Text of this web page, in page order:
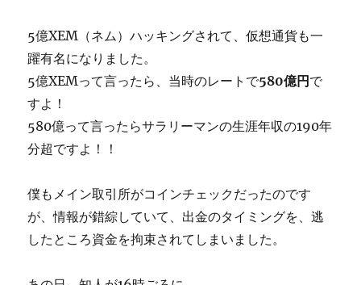
5億XEM（ネム）ハッキングされて、仮想通貨も一
躍有名になりました。
5億XEMって言ったら、当時のレートで580億円 で
すよ！
580億って言ったらサラリーマンの生涯年収の190年
分超ですよ！！
僕もメイン取引所がコインチェックだったのです
が、情報が錯綜していて、出金のタイミングを、逃
したところ資金を拘束されてしまいました。